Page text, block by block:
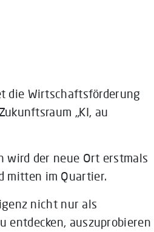
die Wirtschaftsförderung
„KI, au
wird der neue Ort erstmals
mitten im Quartier.
nicht nur als
entdecken, auszuprobieren